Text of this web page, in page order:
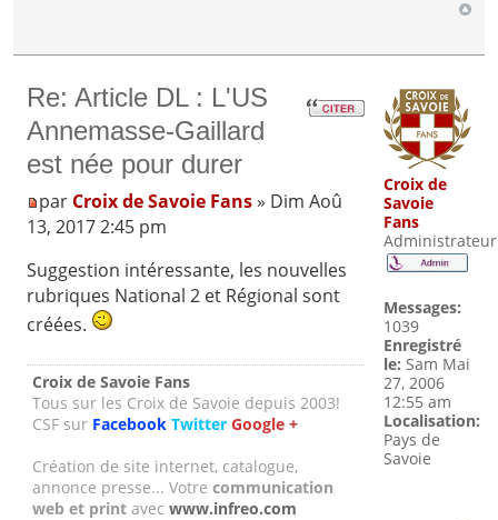
Re: Article DL : L'US
Annemasse-Gaillard
est née pour durer
par Croix de Savoie Fans» Dim Aoû
13, 2017 2:45 pm
Suggestion intéressante, les nouvelles
rubriques National 2 et Régional sont
créées.
Croix de Savoie Fans
Tous sur les Croix de Savoie depuis 2003!
CSF sur Facebook Twitter Google +
Création de site internet, catalogue,
annonce presse... Votrecommunication
web et print avecwww.infreo.com
Croix de
Savoie
Fans
Administrateur
Messages:
1039
Enregistré
le: Sam Mai
27, 2006
12:55 am
Localisation:
Pays de
Savoie